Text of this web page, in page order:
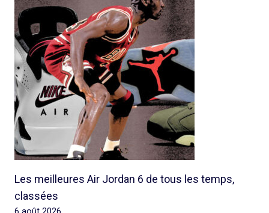
Les meilleures Air Jordan 6 de tous les temps,
classées